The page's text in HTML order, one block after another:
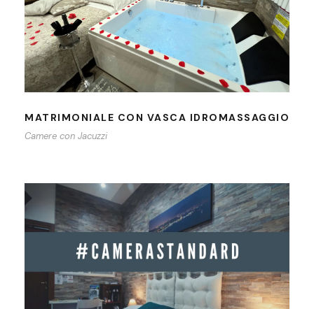
MATRIMONIALE CON VASCA IDROMASSAGGIO
Camere con Jacuzzi
CAMERA STANDARD CON DOCCIA